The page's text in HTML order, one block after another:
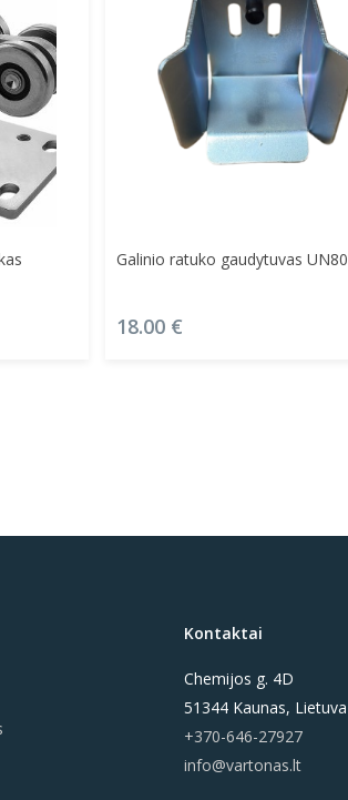
Į Krepšelį
Galinio ratuko gaudytuvas UN80
18.00 €
Kontaktai
Chemijos g. 4D
51344 Kaunas, Lietuva
+370-646-27927
info@vartonas.lt